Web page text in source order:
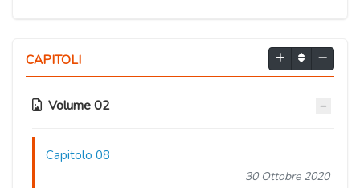
CAPITOLI
Volume 02
Capitolo 08
30 Ottobre 2020